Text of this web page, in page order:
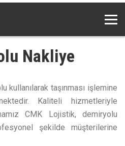
Nakliye
kullanılarak taşınması işlemine
Kaliteli hizmetleriyle
CMK Lojistik, demiryolu
şekilde müşterilerine